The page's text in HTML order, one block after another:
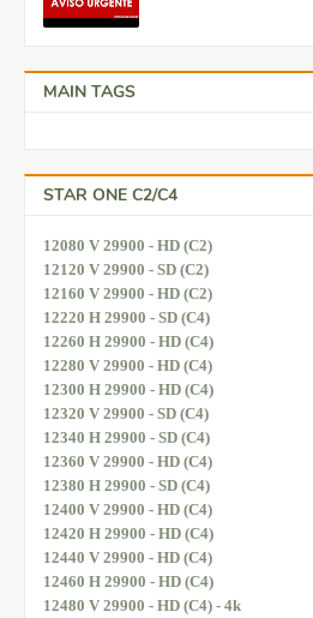
MAIN TAGS
STAR ONE C2/C4
12080 V 29900 - HD (C2)
12120 V 29900 - SD (C2)
12160 V 29900 - HD (C2)
12220 H 29900 - SD (C4)
12260 H 29900 - HD (C4)
12280 V 29900 - HD (C4)
12300 H 29900 - HD (C4)
12320 V 29900 - SD (C4)
12340 H 29900 - SD (C4)
12360 V 29900 - HD (C4)
12380 H 29900 - SD (C4)
12400 V 29900 - HD (C4)
12420 H 29900 - HD (C4)
12440 V 29900 - HD (C4)
12460 H 29900 - HD (C4)
12480 V 29900 - HD (C4) - 4k